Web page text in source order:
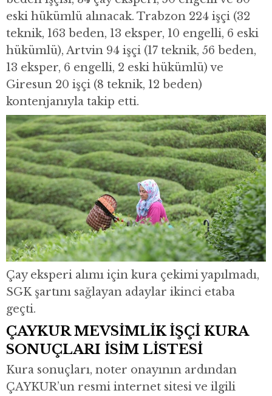
eski hükümlü alınacak. Trabzon 224 işçi (32
teknik, 163 beden, 13 eksper, 10 engelli, 6 eski
hükümlü), Artvin 94 işçi (17 teknik, 56 beden,
13 eksper, 6 engelli, 2 eski hükümlü) ve
Giresun 20 işçi (8 teknik, 12 beden)
kontenjanıyla takip etti.
Çay eksperi alımı için kura çekimi yapılmadı,
SGK şartını sağlayan adaylar ikinci etaba
geçti.
ÇAYKUR MEVSİMLİK İŞÇİ KURA
SONUÇLARI İSİM LİSTESİ
Kura sonuçları, noter onayının ardından
ÇAYKUR’un resmi internet sitesi ve ilgili